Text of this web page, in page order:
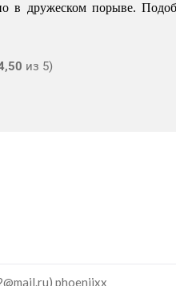
дружеском порыве.
из 5)
phoeniixx